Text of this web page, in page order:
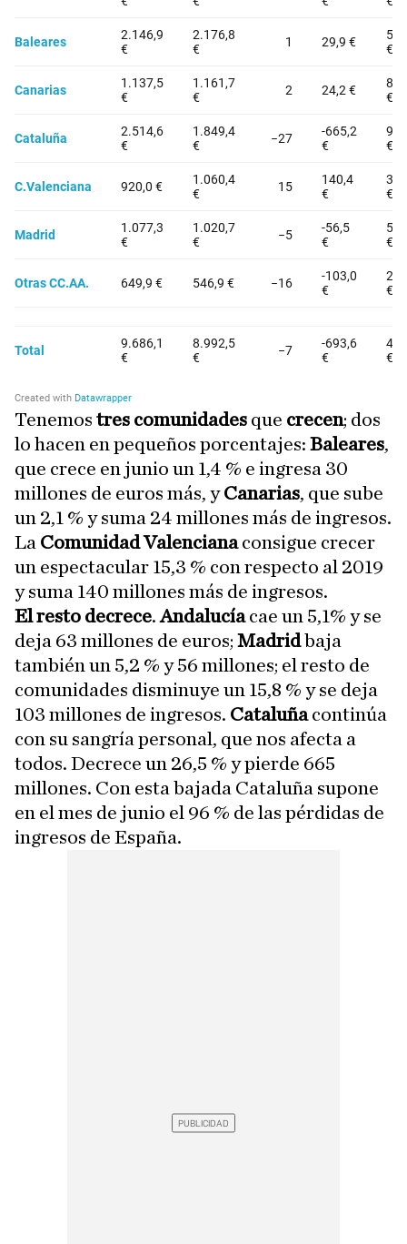
Tenemos tres comunidades que crecen; dos
lo hacen en pequeños porcentajes: Baleares,
que crece en junio un 1,4 % e ingresa 30
millones de euros más, yCanarias, que sube
un 2,1 % y suma 24 millones más de ingresos.
La Comunidad Valencianaconsigue crecer
un espectacular 15,3 % con respecto al 2019
y suma 140 millones más de ingresos.
El resto decrece.Andalucíacae un 5,1% y se
deja 63 millones de euros; Madridbaja
también un 5,2 % y 56 millones; el resto de
comunidades disminuye un 15,8 % y se deja
103 millones de ingresos. Cataluñacontinúa
con su sangría personal, que nos afecta a
todos. Decrece un 26,5 % y pierde 665
millones. Con esta bajada Cataluña supone
en el mes de junio el 96 % de las pérdidas de
ingresos de España.